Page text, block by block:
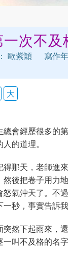
一次不及
歐紫穎 寫作
大
總會經歷很多的
的道理。
得那天，老師進
然後把卷子用力
怒氣沖天了。不
一秒，事實告訴
突然下起雨來，
一叫不及格的名